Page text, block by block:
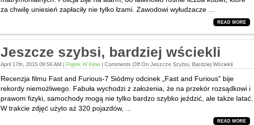
za chwilę uniesień zapłaciły nie tylko łzami. Zawodowi wyłudzacze ...
READ MORE
Jeszcze szybsi, bardziej wściekli
April 17th, 2015 09:56 AM | Piątek W Kinie | Comments Off On Jeszcze Szybsi, Bardziej Wściekli
Recenzja filmu Fast and Furious-7 Siódmy odcinek „Fast and Furious” bije
rekordy niemożliwego. Fabuła wychodzi z założenia, że na przekór rozsądkowi i
prawom fizyki, samochody mogą nie tylko bardzo szybko jeździć, ale także latać.
W trakcie zdjęć użyto aż 320 pojazdów, ...
READ MORE